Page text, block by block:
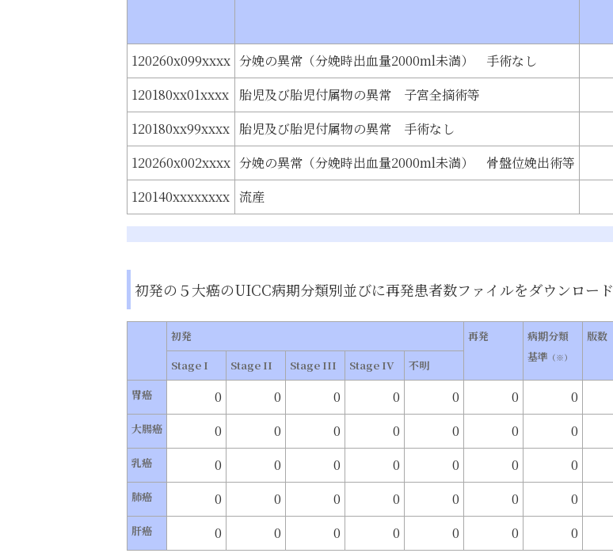
120260x099xxxx 分娩の異常（分娩時出血量2000ml未満） 手術なし
120180xx01xxxx
胎児及び胎児付属物の異常 子宮全摘術等
120180xx99xxxx 胎児及び胎児付属物の異常 手術なし
120260x002xxxx 分娩の異常（分娩時出血量2000ml未満） 骨盤位娩出術等
120140xxxxxxxx 流産
初発の５大癌のUICC病期分類別並びに再発患者数ファイルをダウンロード
初発 再発
病期分類
基準 （※）
版数
Stage I
Stage II Stage III Stage IV
不明
胃癌
0 0 0 0 0 0 0
大腸癌 0 0 0 0 0 0 0
乳癌 0 0 0 0 0 0 0
肺癌 0 0 0 0 0 0 0
肝癌 0 0 0 0 0 0 0